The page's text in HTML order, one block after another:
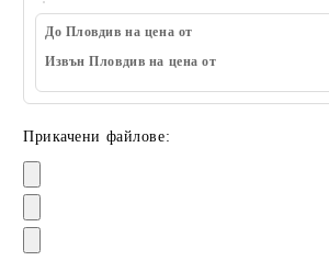
До Пловдив на цена от
Извън Пловдив на цена от
Прикачени файлове: